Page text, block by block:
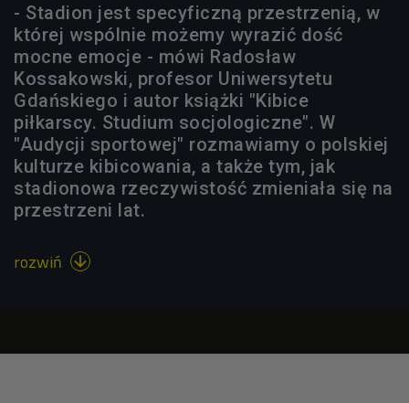
- Stadion jest specyficzną przestrzenią, w
której wspólnie możemy wyrazić dość
mocne emocje - mówi Radosław
Kossakowski, profesor Uniwersytetu
Gdańskiego i autor książki "Kibice
piłkarscy. Studium socjologiczne". W
"Audycji sportowej" rozmawiamy o polskiej
kulturze kibicowania, a także tym, jak
stadionowa rzeczywistość zmieniała się na
przestrzeni lat.
rozwiń 